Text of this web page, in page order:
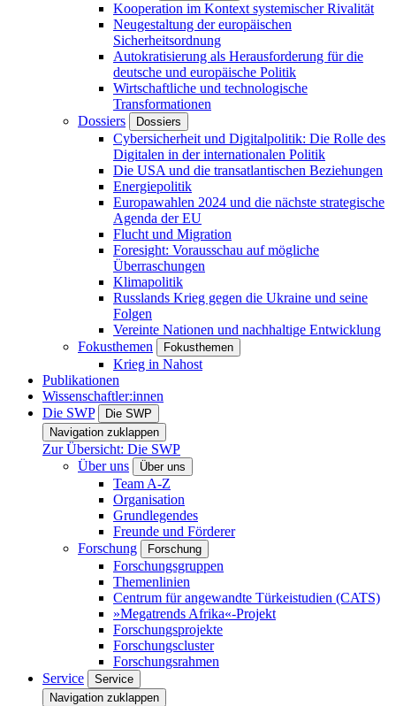
Kooperation im Kontext systemischer Rivalität
Neugestaltung der europäischen
Sicherheitsordnung
Autokratisierung als Herausforderung für die
deutsche und europäische Politik
Wirtschaftliche und technologische
Transformationen
Dossiers
Dossiers
Cybersicherheit und Digitalpolitik: Die Rolle des
Digitalen in der internationalen Politik
Die USA und die transatlantischen Beziehungen
Energiepolitik
Europawahlen 2024 und die nächste strategische
Agenda der EU
Flucht und Migration
Foresight: Vorausschau auf mögliche
Überraschungen
Klimapolitik
Russlands Krieg gegen die Ukraine und seine
Folgen
Vereinte Nationen und nachhaltige Entwicklung
Fokusthemen
Fokusthemen
Krieg in Nahost
Publikationen
Wissenschaftler:innen
Die SWP
Die SWP
Navigation zuklappen
Zur Übersicht: Die SWP
Über uns
Über uns
Team A-Z
Organisation
Grundlegendes
Freunde und Förderer
Forschung
Forschung
Forschungsgruppen
Themenlinien
Centrum für angewandte Türkeistudien (CATS)
»Megatrends Afrika«-Projekt
Forschungsprojekte
Forschungscluster
Forschungsrahmen
Service
Service
Navigation zuklappen